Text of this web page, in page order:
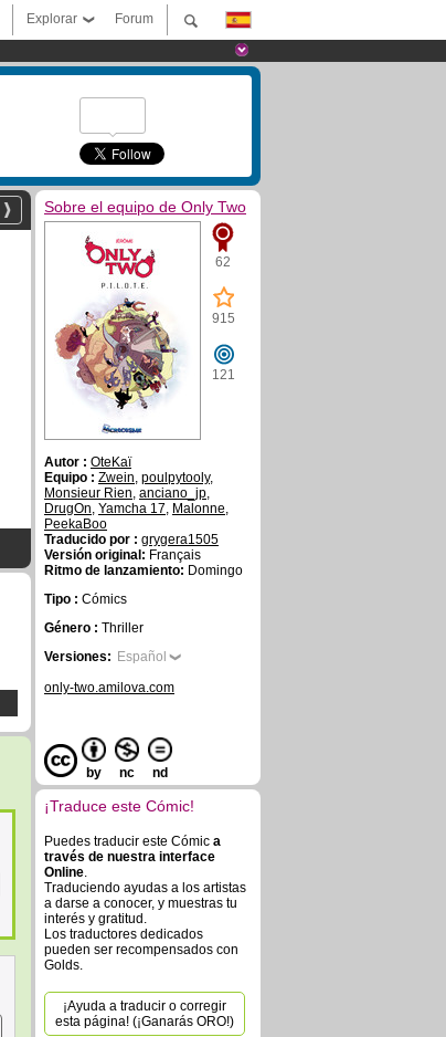
Forum
Explorar
Sobre el equipo de Only Two
62
915
121
Autor : OteKaï
Equipo : Zwein, poulpytooly,
Monsieur Rien, anciano_jp,
DrugOn, Yamcha 17, Malonne,
PeekaBoo
Traducido por : grygera1505
Versión original: Français
Ritmo de lanzamiento: Domingo
Tipo : Cómics
Género : Thriller
Versiones: Español
only-two.amilova.com
by nc nd
¡Traduce este Cómic!
Puedes traducir este Cómic a
través de nuestra interface
Online.
Traduciendo ayudas a los artistas
a darse a conocer, y muestras tu
interés y gratitud.
Los traductores dedicados
pueden ser recompensados con
Golds.
¡Ayuda a traducir o corregir
esta página! (¡Ganarás ORO!)